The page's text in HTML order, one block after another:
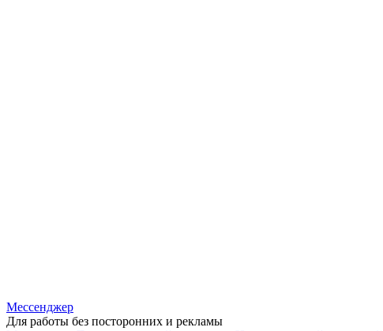
Мессенджер
Для работы без посторонних и рекламы